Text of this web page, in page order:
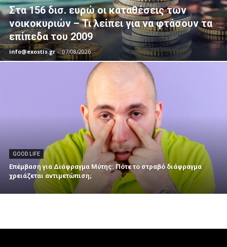
Στα 156 δισ. ευρώ οι καταθέσεις των
νοικοκυριών – Τι λείπει για να φτάσουν τα
επίπεδα του 2009
info@exostis.gr - 07/08/2026
GOOD LIFE
Επέμβαση για Διάφραγμα Μύτης: Πότε το στραβό διάφραγμα
χρειάζεται αντιμετώπιση;